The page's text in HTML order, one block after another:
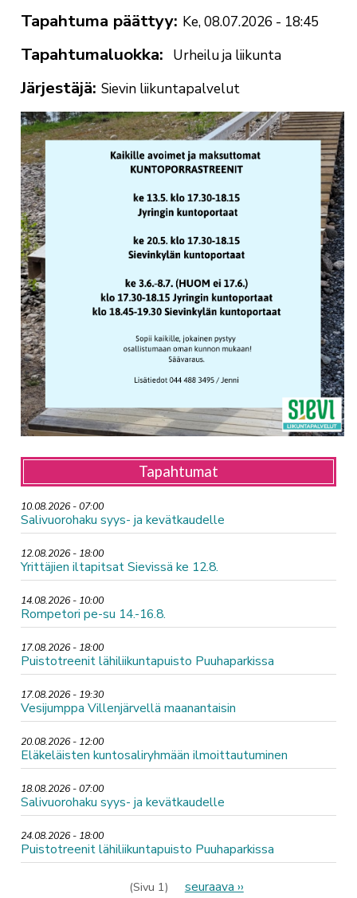
Tapahtuma päättyy Ke, 08.07.2026 - 18:45
Tapahtumaluokka Urheilu ja liikunta
Järjestäjä Sievin liikuntapalvelut
Tapahtumat
10.08.2026 - 07:00
Salivuorohaku syys- ja kevätkaudelle
12.08.2026 - 18:00
Yrittäjien iltapitsat Sievissä ke 12.8.
14.08.2026 - 10:00
Rompetori pe-su 14.-16.8.
17.08.2026 - 18:00
Puistotreenit lähiliikuntapuisto Puuhaparkissa
17.08.2026 - 19:30
Vesijumppa Villenjärvellä maanantaisin
20.08.2026 - 12:00
Eläkeläisten kuntosaliryhmään ilmoittautuminen
18.08.2026 - 07:00
Salivuorohaku syys- ja kevätkaudelle
24.08.2026 - 18:00
Puistotreenit lähiliikuntapuisto Puuhaparkissa
(Sivu 1)
Seuraava
seuraava ››